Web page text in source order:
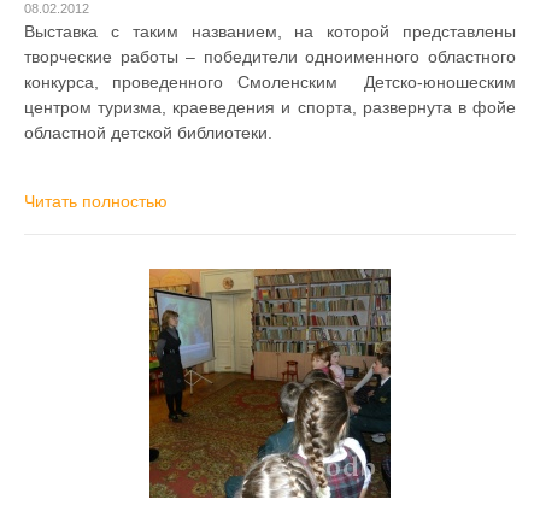
08.02.2012
Выставка с таким названием, на которой представлены
творческие работы – победители одноименного областного
конкурса, проведенного Смоленским Детско-юношеским
центром туризма, краеведения и спорта, развернута в фойе
областной детской библиотеки.
Читать полностью